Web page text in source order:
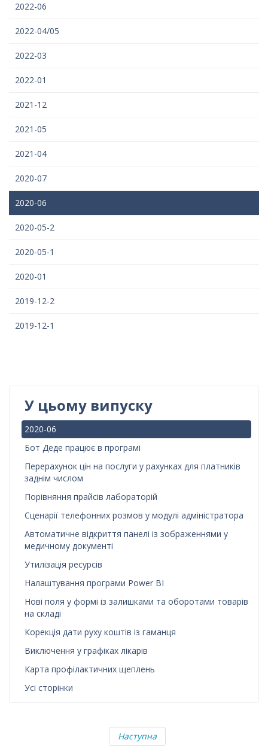
2022-06
2022-04/05
2022-03
2022-01
2021-12
2021-05
2021-04
2020-07
2020-06
2020-05-2
2020-05-1
2020-01
2019-12-2
2019-12-1
У цьому випуску
2020-06
Бот Деде працює в програмі
Перерахунок цін на послуги у рахунках для платників
заднім числом
Порівняння прайсів лабораторій
Сценарії телефонних розмов у модулі адміністратора
Автоматичне відкриття панелі із зображеннями у
медичному документі
Утилізація ресурсів
Налаштування програми Power BI
Нові поля у формі із залишками та оборотами товарів
на складі
Корекція дати руху коштів із гаманця
Виключення у графіках лікарів
Карта профілактичних щеплень
Усі сторінки
Наступна